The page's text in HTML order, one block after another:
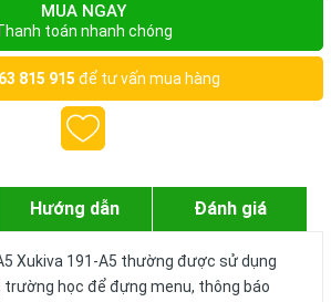
MUA NGAY
toán nhanh chóng
815 915 để tư vấn mua hàng
Hướng dẫn Đánh giá
Xukiva 191-A5 thường được sử dụng
trường học để đựng menu, thông báo